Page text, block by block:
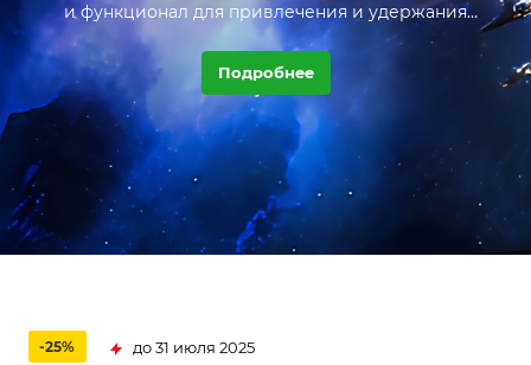
и функционал для привлечения и удержания
посетителей.
Подробнее
-25% до 31 июля 2025